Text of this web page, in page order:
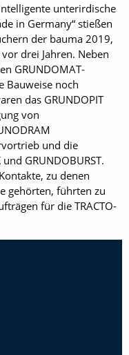
unterirdische
in Germany“ stießen
der bauma 2019,
drei Jahren. Neben
GRUNDOMAT-
Bauweise noch
das GRUNDOPIT
von
und die
GRUNDOBURST.
zu denen
gehörten, führten zu
für die TRACTO-